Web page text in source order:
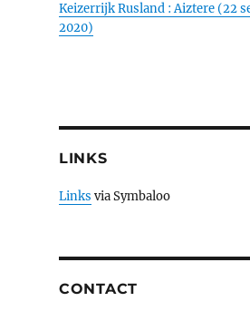
Keizerrijk Rusland : Aiztere (22
2020)
LINKS
Links via Symbaloo
CONTACT